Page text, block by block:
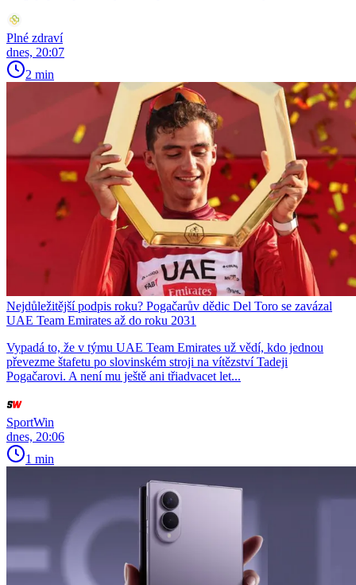
Plné zdraví
dnes, 20:07
2 min
Nejdůležitější podpis roku? Pogačarův dědic Del Toro se zavázal
UAE Team Emirates až do roku 2031
Vypadá to, že v týmu UAE Team Emirates už vědí, kdo jednou
převezme štafetu po slovinském stroji na vítězství Tadeji
Pogačarovi. A není mu ještě ani třiadvacet let...
SportWin
dnes, 20:06
1 min